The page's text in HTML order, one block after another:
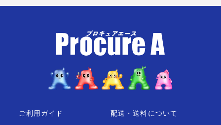
ご利用ガイド
配送・送料について